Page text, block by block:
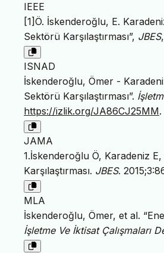
IEEE
[1]Ö. İskenderoğlu, E.
Sektörü Karşılaştırması”, JBES
ISNAD
İskenderoğlu, Ömer -
Sektörü Karşılaştırması”.
https://izlik.org/JA86CJ25MM.
JAMA
1.İskenderoğlu Ö, Karadeniz
Karşılaştırması. JBES.
MLA
İskenderoğlu, Ömer, et al.
İşletme Ve İktisat Çalışmaları